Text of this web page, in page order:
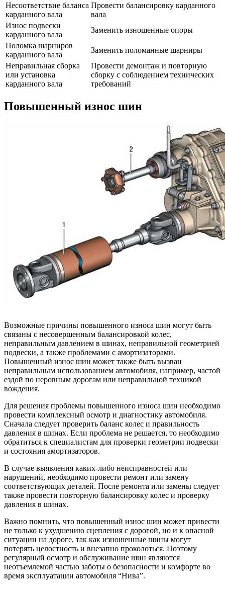
Несоответствие баланса
карданного вала
Провести балансировку карданного
вала
Износ подвески
карданного вала
Заменить изношенные опоры
Поломка шарниров
карданного вала
Заменить поломанные шарниры
Неправильная сборка
или установка
карданного вала
Провести демонтаж и повторную
сборку с соблюдением технических
требований
Повышенный износ шин
Возможные причины повышенного износа шин могут быть
связаны с несовершенным балансировкой колес,
неправильным давлением в шинах, неправильной геометрией
подвески, а также проблемами с амортизаторами.
Повышенный износ шин может также быть вызван
неправильным использованием автомобиля, например, частой
ездой по неровным дорогам или неправильной техникой
вождения.
Для решения проблемы повышенного износа шин необходимо
провести комплексный осмотр и диагностику автомобиля.
Сначала следует проверить баланс колес и правильность
давления в шинах. Если проблема не решается, то необходимо
обратиться к специалистам для проверки геометрии подвески
и состояния амортизаторов.
В случае выявления каких-либо неисправностей или
нарушений, необходимо провести ремонт или замену
соответствующих деталей. После ремонта или замены следует
также провести повторную балансировку колес и проверку
давления в шинах.
Важно помнить, что повышенный износ шин может привести
не только к ухудшению сцепления с дорогой, но и к опасной
ситуации на дороге, так как изношенные шины могут
потерять целостность и внезапно проколоться. Поэтому
регулярный осмотр и обслуживание шин являются
неотъемлемой частью заботы о безопасности и комфорте во
время эксплуатации автомобиля “Нива”.